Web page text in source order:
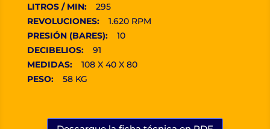
LITROS / MIN:
295
REVOLUCIONES:
1.620 RPM
PRESIÓN (BARES):
10
DECIBELIOS:
91
MEDIDAS:
108 X 40 X 80
PESO:
58 KG